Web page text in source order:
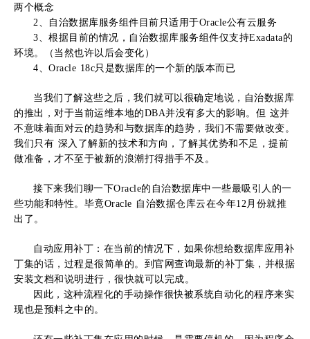
两个概念
2、自治数据库服务组件目前只适用于Oracle公有云服务
3、根据目前的情况，自治数据库服务组件仅支持Exadata的
环境。（当然也许以后会变化）
4、Oracle 18c只是数据库的一个新的版本而已
当我们了解这些之后，我们就可以很确定地说，自治数据库
的推出，对于当前运维本地的DBA并没有多大的影响。但 这并
不意味着面对云的趋势和与数据库的趋势，我们不需要做改变。
我们只有 深入了解新的技术和方向，了解其优势和不足，提前
做准备，才不至于被新的浪潮打得措手不及。
接下来我们聊一下Oracle的自治数据库中一些最吸引人的一
些功能和特性。毕竟Oracle 自治数据仓库云在今年12月份就推
出了。
自动应用补丁：在当前的情况下，如果你想给数据库应用补
丁集的话，过程是很简单的。到官网查询最新的补丁集，并根据
安装文档和说明进行，很快就可以完成。
因此，这种流程化的手动操作很快被系统自动化的程序来实
现也是预料之中的。